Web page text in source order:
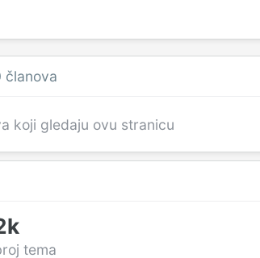
članova
koji gledaju ovu stranicu
tema